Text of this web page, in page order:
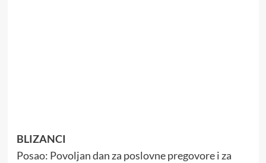
BLIZANCI
Posao: Povoljan dan za poslovne pregovore i za